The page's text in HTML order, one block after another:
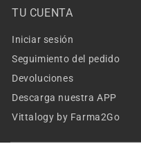
TU CUENTA
Iniciar sesión
Seguimiento del pedido
Devoluciones
Descarga nuestra APP
Vittalogy by Farma2Go